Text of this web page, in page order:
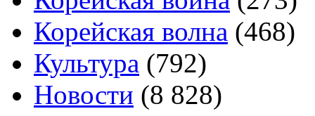
Корейская волна (468)
Культура (792)
Новости (8 828)